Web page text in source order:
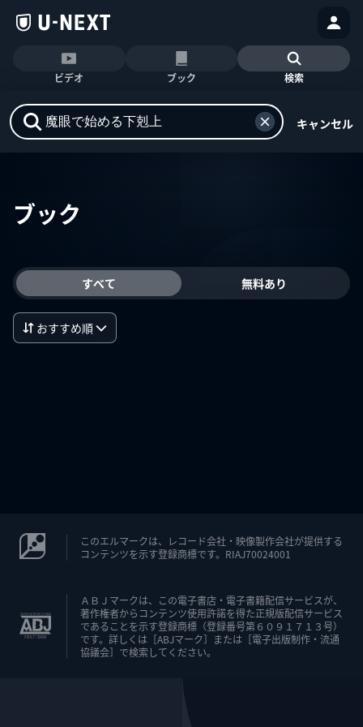
ビデオ ブック 検索
キャンセル
ブック
すべて 無料あり
おすすめ順
このエルマークは、レコード会社・映像製作会社が提供する
コンテンツを示す登録商標です。RIAJ70024001
ＡＢＪマークは、この電子書店・電子書籍配信サービスが、
著作権者からコンテンツ使用許諾を得た正規版配信サービス
であることを示す登録商標（登録番号第６０９１７１３号）
です。詳しくは［ABJマーク］または［電子出版制作・流通
協議会］で検索してください。